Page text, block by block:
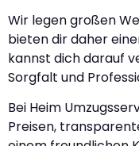
Wir legen großen
bieten dir daher
kannst dich darauf
Sorgfalt und
Bei Heim
Preisen,